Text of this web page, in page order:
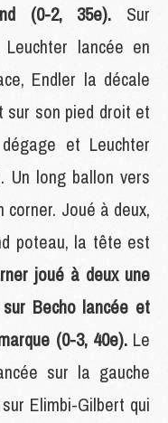
(0-2, 35e). Sur
lancée en
Endler la décale
sur son pied droit et
et Leuchter
Un long ballon vers
corner. Joué à deux,
poteau, la tête est
joué à deux une
Becho lancée et
(0-3, 40e).Le
sur la gauche
Elimbi-Gilbert qui